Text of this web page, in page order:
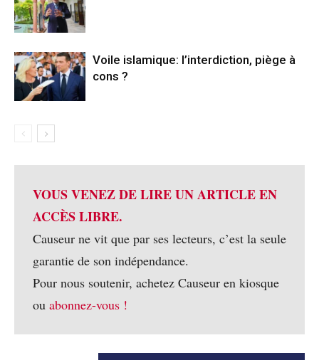
Voile islamique: l’interdiction, piège à
cons ?
VOUS VENEZ DE LIRE UN ARTICLE EN
ACCÈS LIBRE.
Causeur ne vit que par ses lecteurs, c’est la seule
garantie de son indépendance.
Pour nous soutenir, achetez Causeur en kiosque
ou abonnez-vous !